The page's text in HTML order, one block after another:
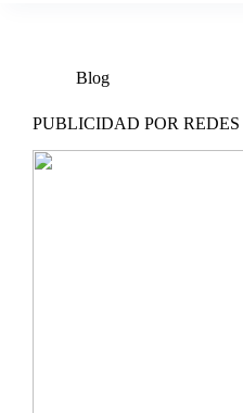
Blog
PUBLICIDAD POR